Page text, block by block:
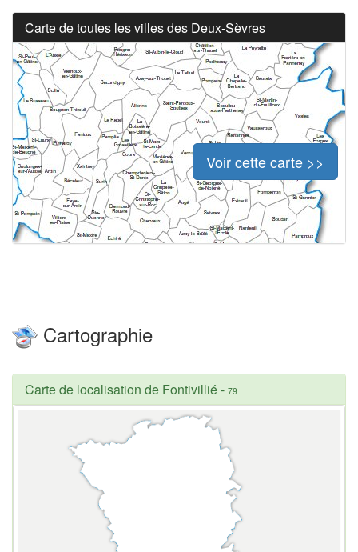
Carte de toutes les villes des Deux-Sèvres
Voir cette carte >>
Cartographie
Carte de localisation de Fontivillié- 79